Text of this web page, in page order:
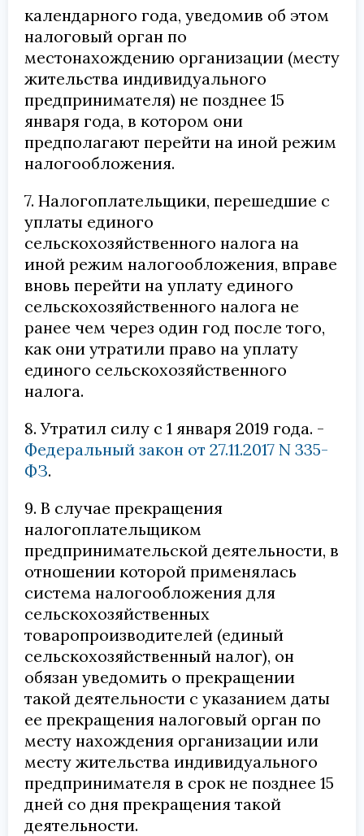
календарного года, уведомив об этом
налоговый орган по
местонахождению организации (месту
жительства индивидуального
предпринимателя) не позднее 15
января года, в котором они
предполагают перейти на иной режим
налогообложения.
7. Налогоплательщики, перешедшие с
уплаты единого
сельскохозяйственного налога на
иной режим налогообложения, вправе
вновь перейти на уплату единого
сельскохозяйственного налога не
ранее чем через один год после того,
как они утратили право на уплату
единого сельскохозяйственного
налога.
8. Утратил силу с 1 января 2019 года. -
Федеральный закон от 27.11.2017 N 335-
ФЗ.
9. В случае прекращения
налогоплательщиком
предпринимательской деятельности, в
отношении которой применялась
система налогообложения для
сельскохозяйственных
товаропроизводителей (единый
сельскохозяйственный налог), он
обязан уведомить о прекращении
такой деятельности с указанием даты
ее прекращения налоговый орган по
месту нахождения организации или
месту жительства индивидуального
предпринимателя в срок не позднее 15
дней со дня прекращения такой
деятельности.